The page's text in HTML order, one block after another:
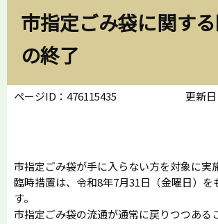
市指定ごみ袋に関す
の終了
ページID：476115435 更新
市指定ごみ袋が手に入らない方を対象に実
臨時措置は、令和8年7月31日（金曜日）を
す。
市指定ごみ袋の流通が通常に戻りつつある